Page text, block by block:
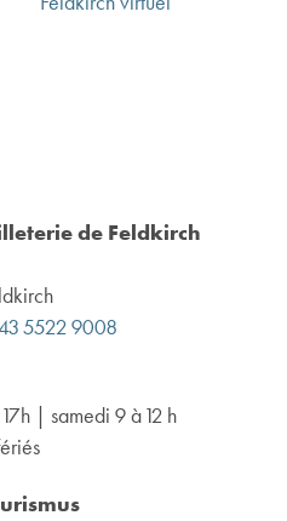
de Feldkirch
5522 9008
| samedi 9 à 12 h